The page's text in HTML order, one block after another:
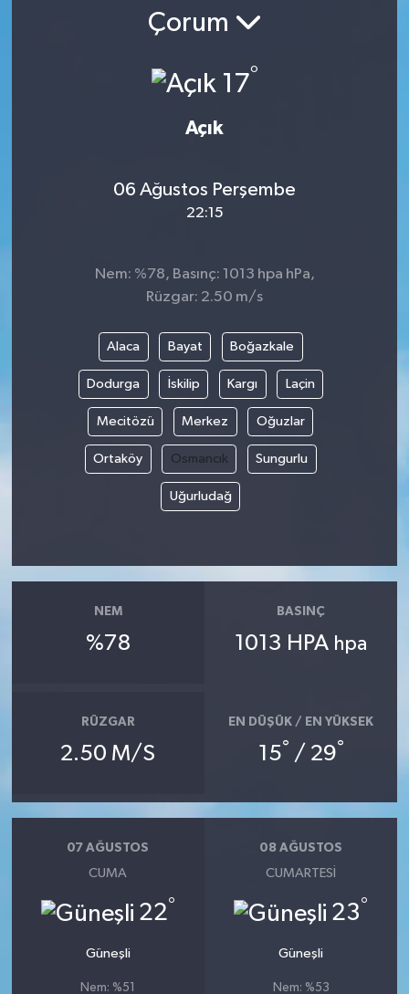
Çorum
17°
Açık
06 Ağustos Perşembe
22:15
Nem: %78, Basınç: 1013 hpa hPa,
Rüzgar: 2.50 m/s
Alaca Bayat Boğazkale
Dodurga İskilip Kargı Laçin
Mecitözü Merkez Oğuzlar
Ortaköy Osmancık Sungurlu
Uğurludağ
NEM
%78
BASINÇ
1013 HPA hpa
RÜZGAR
2.50 M/S
EN DÜŞÜK / EN YÜKSEK
15° / 29°
07 AĞUSTOS
CUMA
22°
Güneşli
Nem: %51
08 AĞUSTOS
CUMARTESI
23°
Güneşli
Nem: %53